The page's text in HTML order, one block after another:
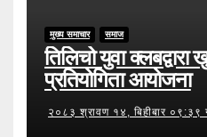
मुख्य समाचार समाज
तिलिचो युवा
प्रतियोगिता आयोजना
२०८३ श्रावण १४, बिहीबार ०९:३९